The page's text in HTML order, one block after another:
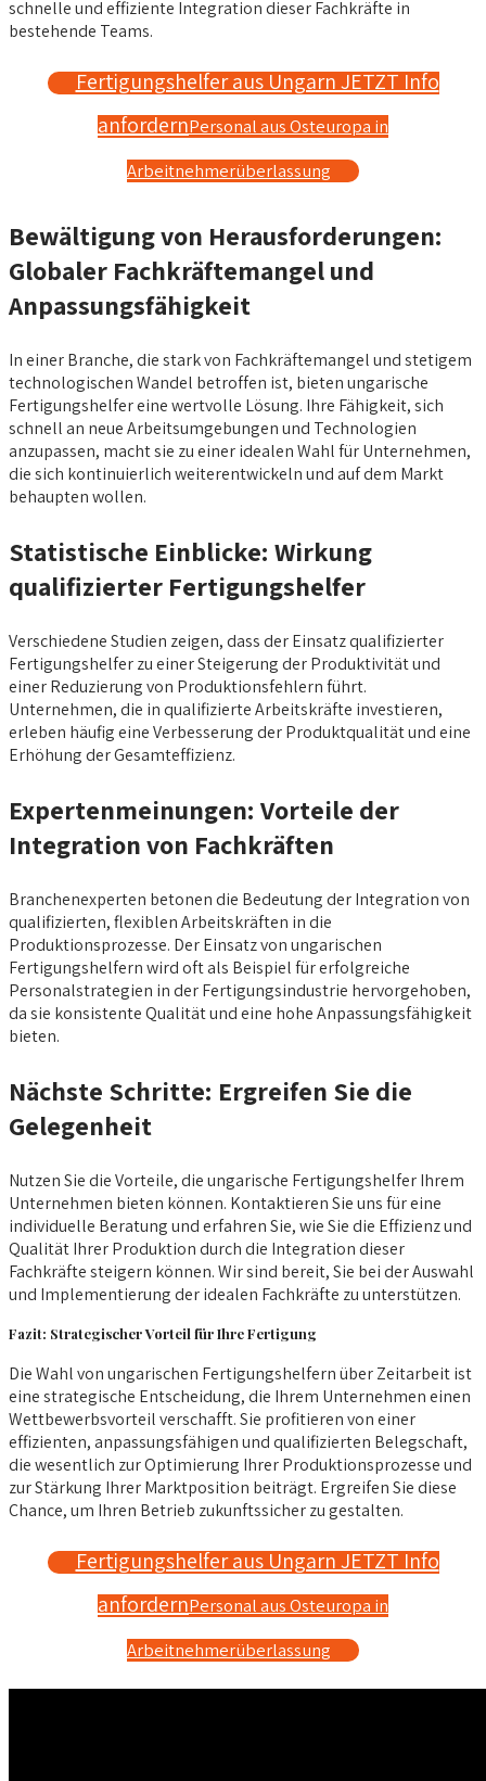
schnelle und effiziente Integration dieser Fachkräfte in
bestehende Teams.
Fertigungshelfer aus Ungarn JETZT Info
anfordernPersonal aus Osteuropa in
Arbeitnehmerüberlassung
Bewältigung von Herausforderungen:
Globaler Fachkräftemangel und
Anpassungsfähigkeit
In einer Branche, die stark von Fachkräftemangel und stetigem
technologischen Wandel betroffen ist, bieten ungarische
Fertigungshelfer eine wertvolle Lösung. Ihre Fähigkeit, sich
schnell an neue Arbeitsumgebungen und Technologien
anzupassen, macht sie zu einer idealen Wahl für Unternehmen,
die sich kontinuierlich weiterentwickeln und auf dem Markt
behaupten wollen.
Statistische Einblicke: Wirkung
qualifizierter Fertigungshelfer
Verschiedene Studien zeigen, dass der Einsatz qualifizierter
Fertigungshelfer zu einer Steigerung der Produktivität und
einer Reduzierung von Produktionsfehlern führt.
Unternehmen, die in qualifizierte Arbeitskräfte investieren,
erleben häufig eine Verbesserung der Produktqualität und eine
Erhöhung der Gesamteffizienz.
Expertenmeinungen: Vorteile der
Integration von Fachkräften
Branchenexperten betonen die Bedeutung der Integration von
qualifizierten, flexiblen Arbeitskräften in die
Produktionsprozesse. Der Einsatz von ungarischen
Fertigungshelfern wird oft als Beispiel für erfolgreiche
Personalstrategien in der Fertigungsindustrie hervorgehoben,
da sie konsistente Qualität und eine hohe Anpassungsfähigkeit
bieten.
Nächste Schritte: Ergreifen Sie die
Gelegenheit
Nutzen Sie die Vorteile, die ungarische Fertigungshelfer Ihrem
Unternehmen bieten können. Kontaktieren Sie uns für eine
individuelle Beratung und erfahren Sie, wie Sie die Effizienz und
Qualität Ihrer Produktion durch die Integration dieser
Fachkräfte steigern können. Wir sind bereit, Sie bei der Auswahl
und Implementierung der idealen Fachkräfte zu unterstützen.
Fazit: Strategischer Vorteil für Ihre Fertigung
Die Wahl von ungarischen Fertigungshelfern über Zeitarbeit ist
eine strategische Entscheidung, die Ihrem Unternehmen einen
Wettbewerbsvorteil verschafft. Sie profitieren von einer
effizienten, anpassungsfähigen und qualifizierten Belegschaft,
die wesentlich zur Optimierung Ihrer Produktionsprozesse und
zur Stärkung Ihrer Marktposition beiträgt. Ergreifen Sie diese
Chance, um Ihren Betrieb zukunftssicher zu gestalten.
Fertigungshelfer aus Ungarn JETZT Info
anfordernPersonal aus Osteuropa in
Arbeitnehmerüberlassung